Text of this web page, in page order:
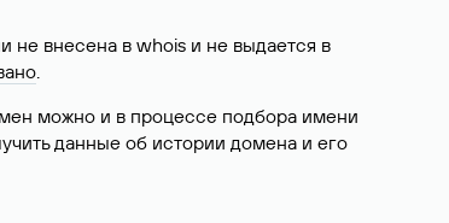
не внесена в whois и не выдается в
.
можно и в процессе подбора имени
данные об истории домена и его